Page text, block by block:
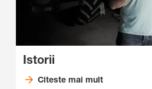
Istorii
Citeste mai mult